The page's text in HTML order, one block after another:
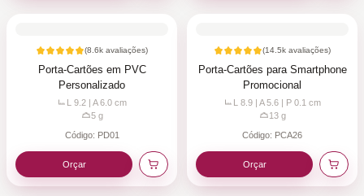
(8.6k avaliações)
Porta-Cartões em PVC
Personalizado
L 9.2 | A 6.0 cm
5g
Código: PD01
Orçar
(14.5k avaliações)
Porta-Cartões para Smartphone
Promocional
L 8.9 | A 5.6 | P 0.1 cm
13g
Código: PCA26
Orçar